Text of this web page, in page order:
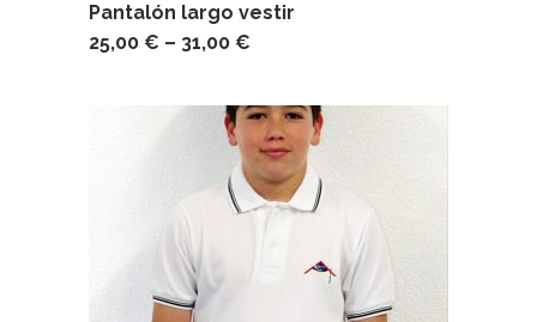
Pantalón largo vestir
25,00 € – 31,00 €